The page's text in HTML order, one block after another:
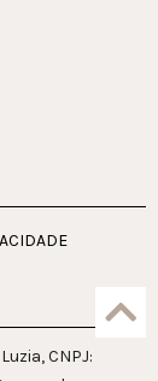
CNPJ: